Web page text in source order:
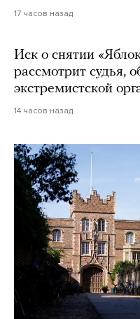
17 часов назад
Иск о снятии
рассмотрит судья,
экстремистской
14 часов назад